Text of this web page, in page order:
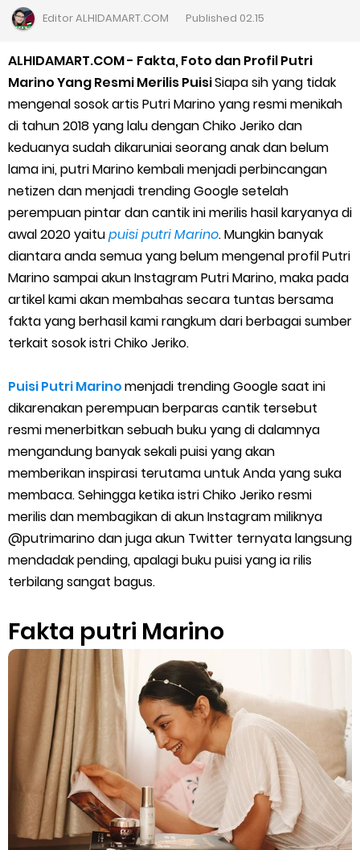
Cara Daftar Goshop agar Cepat Diterima
Apa itu Grab Saap? Layanan Antri Online Terbaru Dari Grab
Cara Jitu Mendapat Voucher Gojek Gratis
Cara Ping DNS Server Gojek Gopartner
Cara Mudah Melihat Nomor Shopeepay Sendiri dan Orang Lain
7 Cara Mudah Top Up Grab untuk Driver
5 Versi Map Paling Gacor Untuk Ojek Online
Penyebab dan Cara Memulihkan Akun Gojek Dibekukan
Cara Menghitung Penghasilan Grab Sesuai dengan Orderan
5 Cara Top Up InDriver dengan Mudah
5 Biaya Potongan Shopee Food yang Perlu Kamu Ketahui
10 Cara Jitu Autobid Untuk Lala Motor dan Mobil 2023
Batas Saldo Untuk Akun Gopay Biasa dan Upgrade
Cara Mudah Melihat QR dan Barcode Shopeepay
Cara Transfer Gopay ke Shopeepay Tanpa Potongan
Cara Ping Server Shopee Food 2022
Cara Menghubungi CS Lalamove dan Jam Operasionalnya
Cara Mengatasi Aplikasi Gojek Mengalami Gangguan
DNS Server Gojek Driver Terbaru 2026: Panduan Lengkap DNS
Server Gojek Terbaru dan IP Server GoPartner Gojek
EditorALHIDAMART.COM Published 02.15
ALHIDAMART.COM - Fakta, Foto dan Profil Putri
Marino Yang Resmi Merilis PuisiSiapa sih yang tidak
mengenal sosok artis Putri Marino yang resmi menikah
di tahun 2018 yang lalu dengan Chiko Jeriko dan
keduanya sudah dikaruniai seorang anak dan belum
lama ini, putri Marino kembali menjadi perbincangan
netizen dan menjadi trending Google setelah
perempuan pintar dan cantik ini merilis hasil karyanya di
awal 2020 yaitupuisi putri Marino. Mungkin banyak
diantara anda semua yang belum mengenal profil Putri
Marino sampai akun Instagram Putri Marino, maka pada
artikel kami akan membahas secara tuntas bersama
fakta yang berhasil kami rangkum dari berbagai sumber
terkait sosok istri Chiko Jeriko.
Puisi Putri Marinomenjadi trending Google saat ini
dikarenakan perempuan berparas cantik tersebut
resmi menerbitkan sebuah buku yang di dalamnya
mengandung banyak sekali puisi yang akan
memberikan inspirasi terutama untuk Anda yang suka
membaca. Sehingga ketika istri Chiko Jeriko resmi
merilis dan membagikan di akun Instagram miliknya
@putrimarino dan juga akun Twitter ternyata langsung
mendadak pending, apalagi buku puisi yang ia rilis
terbilang sangat bagus.
Fakta putri Marino